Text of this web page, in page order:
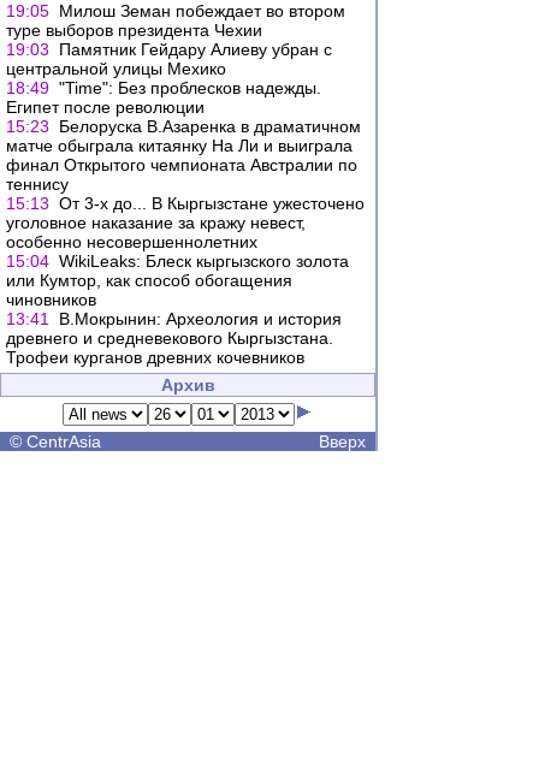
19:05 Милош Земан побеждает во втором
туре выборов президента Чехии
19:03
Памятник Гейдару Алиеву убран с
центральной улицы Мехико
18:49 "Time": Без проблесков надежды.
Египет после революции
15:23
Белоруска В.Азаренка в драматичном
матче обыграла китаянку На Ли и выиграла
финал Открытого чемпионата Австралии по
теннису
15:13 От 3-х до... В Кыргызстане ужесточено
уголовное наказание за кражу невест,
особенно несовершеннолетних
15:04 WikiLeaks: Блеск кыргызского золота
или Кумтор, как способ обогащения
чиновников
13:41
В.Мокрынин: Археология и история
древнего и средневекового Кыргызстана.
Трофеи курганов древних кочевников
Архив
© CentrAsia Вверх